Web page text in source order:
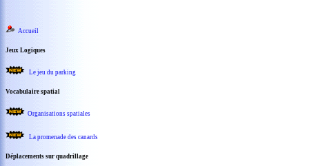
Accueil
Jeux Logiques
Le jeu du parking
Vocabulaire spatial
Organisations spatiales
La promenade des canards
Déplacements sur quadrillage